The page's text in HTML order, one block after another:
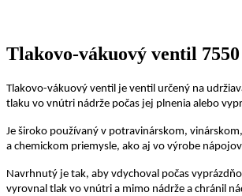
Tlakovo-vákuový ventil 7550
Tlakovo-vákuový ventil je ventil určený na
tlaku vo vnútri nádrže počas jej plnenia alebo
Je široko používaný v potravinárskom,
a chemickom priemysle, ako aj vo výrobe
Navrhnutý je tak, aby vdychoval počas
vyrovnal tlak vo vnútri a mimo nádrže a chránil